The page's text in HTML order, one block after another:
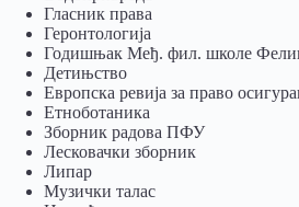
Гласник права
Геронтологија
Годишњак Међ. фил. школе
Детињство
Европска ревија за право
Eтноботаника
Зборник радова ПФУ
Лесковачки зборник
Липар
Музички талас